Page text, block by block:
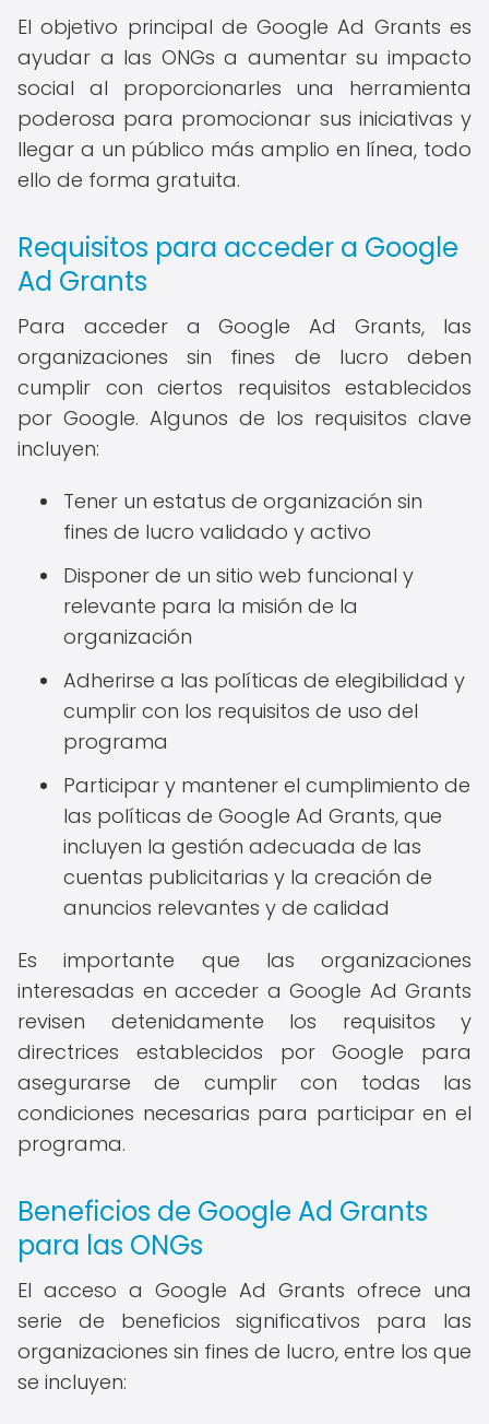
El objetivo principal de Google Ad Grants es
ayudar a las ONGs a aumentar su impacto
social al proporcionarles una herramienta
poderosa para promocionar sus iniciativas y
llegar a un público más amplio en línea, todo
ello de forma gratuita.
Requisitos para acceder a Google
Ad Grants
Para acceder a Google Ad Grants, las
organizaciones sin fines de lucro deben
cumplir con ciertos requisitos establecidos
por Google. Algunos de los requisitos clave
incluyen:
Tener un estatus de organización sin
fines de lucro validado y activo
Disponer de un sitio web funcional y
relevante para la misión de la
organización
Adherirse a las políticas de elegibilidad y
cumplir con los requisitos de uso del
programa
Participar y mantener el cumplimiento de
las políticas de Google Ad Grants, que
incluyen la gestión adecuada de las
cuentas publicitarias y la creación de
anuncios relevantes y de calidad
Es importante que las organizaciones
interesadas en acceder a Google Ad Grants
revisen detenidamente los requisitos y
directrices establecidos por Google para
asegurarse de cumplir con todas las
condiciones necesarias para participar en el
programa.
Beneficios de Google Ad Grants
para las ONGs
El acceso a Google Ad Grants ofrece una
serie de beneficios significativos para las
organizaciones sin fines de lucro, entre los que
se incluyen: